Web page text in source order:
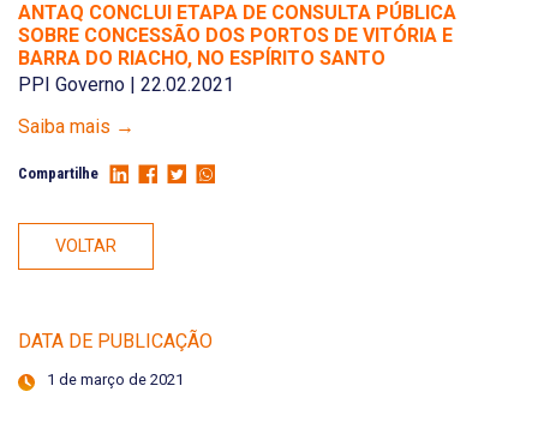
ANTAQ CONCLUI ETAPA DE CONSULTA PÚBLICA
SOBRE CONCESSÃO DOS PORTOS DE VITÓRIA E
BARRA DO RIACHO, NO ESPÍRITO SANTO
PPI Governo | 22.02.2021
Saiba mais →
Compartilhe
VOLTAR
DATA DE PUBLICAÇÃO
1 de março de 2021